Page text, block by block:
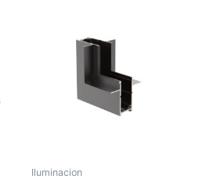
Iluminacion